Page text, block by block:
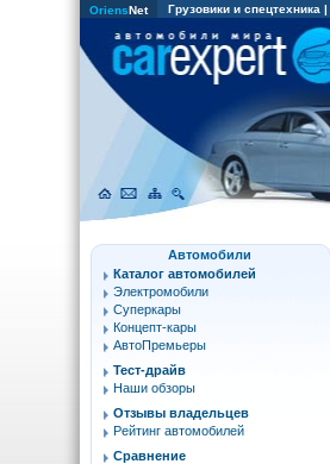
OriensNet Грузовики и спецтехника |
Автомобили
Каталог автомобилей
Электромобили
Суперкары
Концепт-кары
АвтоПремьеры
Тест-драйв
Наши обзоры
Отзывы владельцев
Рейтинг автомобилей
Сравнение